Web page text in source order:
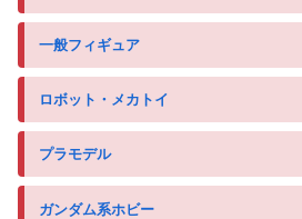
一般フィギュア
ロボット・メカトイ
プラモデル
ガンダム系ホビー